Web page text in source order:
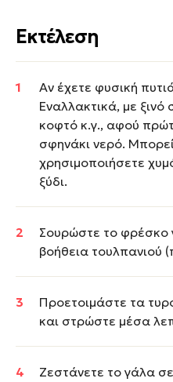
Εκτέλεση
Αν έχετε φυσική
Εναλλακτικά, με ξινό
κοφτό κ.γ., αφού
σφηνάκι νερό.
χρησιμοποιήσετε
ξύδι.
Σουρώστε το φρέσκο
βοήθεια τουλπανιού
Προετοιμάστε τα
και στρώστε μέσα
Ζεστάνετε το γάλα